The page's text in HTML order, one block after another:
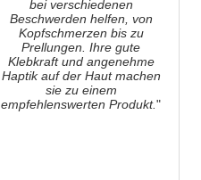
bei verschiedenen
Beschwerden helfen, von
Kopfschmerzen bis zu
Prellungen. Ihre gute
Klebkraft und angenehme
Haptik auf der Haut machen
sie zu einem
empfehlenswerten Produkt."